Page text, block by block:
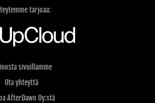
tarjoaa:
sivuillamme
Ota yhteyttä
AfterDawn Oy:stä